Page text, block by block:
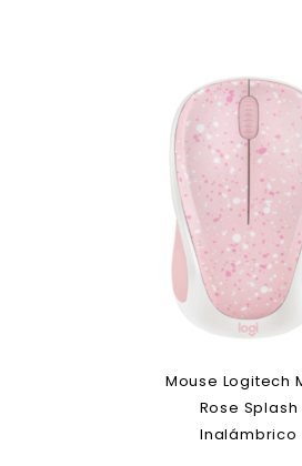
Mouse Logitech
Rose Splash
Inalámbrico